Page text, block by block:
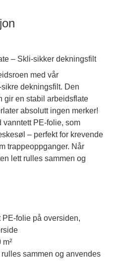
– Skli-sikker dekningsfilt
med vår
dekningsfilt. Den
gir en stabil arbeidsflate
absolutt ingen merker!
vanntett PE-folie, som
– perfekt for krevende
trappeoppganger. Når
lett rulles sammen og
PE-folie på oversiden,
m²
rulles sammen og anvendes